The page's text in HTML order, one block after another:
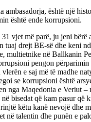
ambasadorja, është një
është ende korrupsioni.
vjet më parë, ju jeni bërë
tuaj drejt BE-së dhe keni
multietnike në Ballkanin
pengon përparimin
e saj më të madhe
se korrupsioni është
nga Maqedonia e Veriut –
bisedat që kam pasur që
këtu kanë nevojë dhe
në talentin dhe punën e